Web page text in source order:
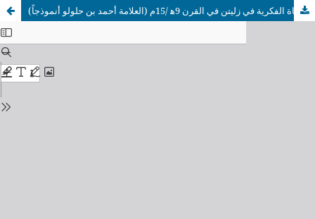
لمحة عن الحياة الفكرية في زليتن في القرن 9ﻫ /15م (العلامة أحمد بن حلولو أنموذجاً)